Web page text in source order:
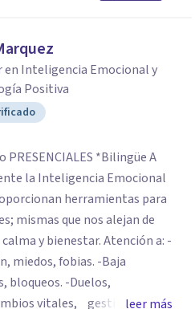
en Inteligencia Emocional y
Positiva
*Bilingüe A
la Inteligencia Emocional
herramientas para
y bienestar. Atención a: -
miedos, fobias. -Baja
bloqueos. -Duelos,
vitales, gestión deleer más